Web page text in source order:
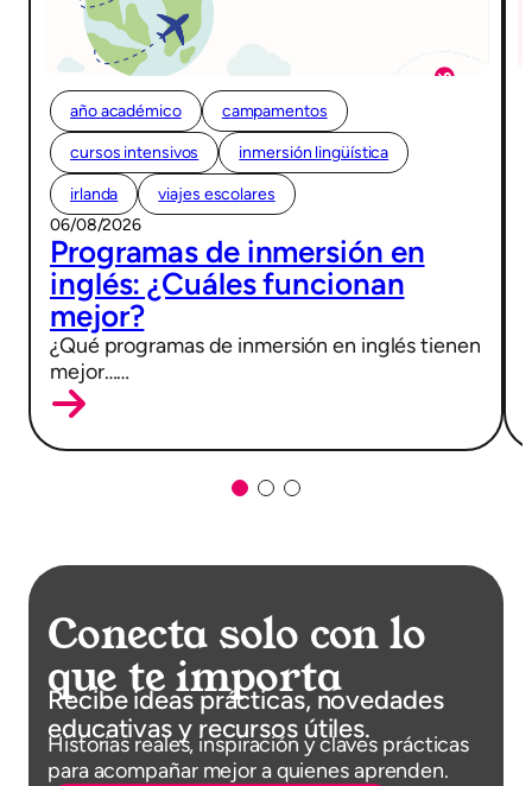
año académico campamentos
cursos intensivos inmersión lingüística
irlanda
viajes escolares
06/08/2026
Programas de inmersión en
inglés: ¿Cuáles funcionan
mejor?
¿Qué programas de inmersión en inglés tienen
mejor……
Conecta solo con lo
que te importa
Recibe ideas prácticas, novedades
educativas y recursos útiles.
Historias reales, inspiración y claves prácticas
para acompañar mejor a quienes aprenden.